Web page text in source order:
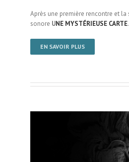
Après une première rencontre et
sonore UNE MYSTÉRIEUSE CARTE.
EN SAVOIR PLUS